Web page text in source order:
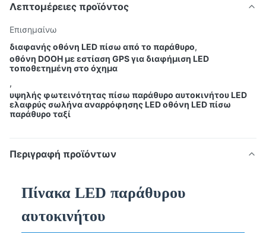
Λεπτομέρειες προϊόντος
Επισημαίνω
διαφανής οθόνη LED πίσω από το παράθυρο,
οθόνη DOOH με εστίαση GPS για διαφήμιση LED
τοποθετημένη στο όχημα
,
υψηλής φωτεινότητας πίσω παράθυρο αυτοκινήτου LED
ελαφρύς σωλήνα αναρρόφησης LED οθόνη LED πίσω
παράθυρο ταξί
Περιγραφή προϊόντων
Πίνακα LED παράθυρου
αυτοκινήτου